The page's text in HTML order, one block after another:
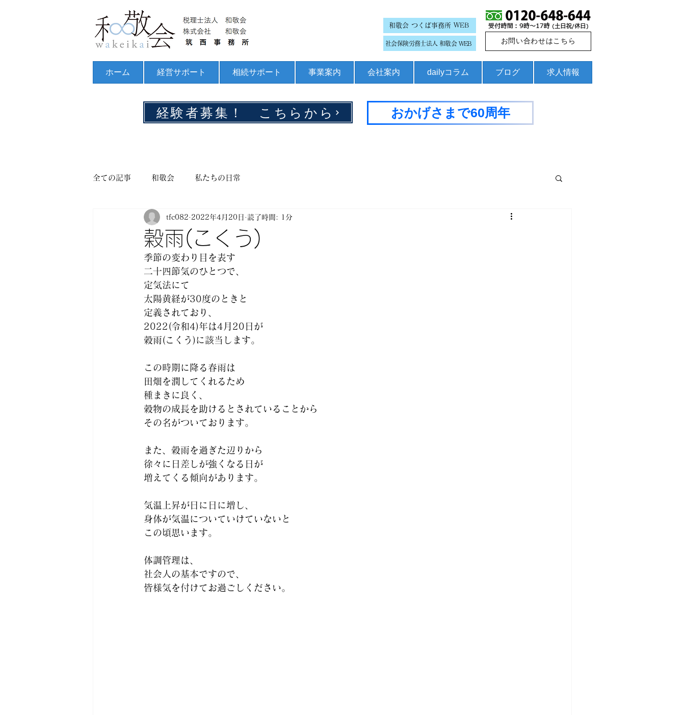
和敬会 つくば事務所 WEB
社会保険労務士法人 和敬会 WEB お問い合わせはこちら
ホーム 経営サポート 相続サポート 事業案内 会社案内 dailyコラム ブログ 求人情報
経験者募集！ こちらから おかげさまで60周年
全ての記事 和敬会 私たちの日常
穀雨(こくう)
tfc082 2022年4月20日 読了時間: 1分
季節の変わり目を表す
二十四節気のひとつで、
定気法にて
太陽黄経が30度のときと
定義されており、
2022(令和4)年は4月20日が
穀雨(こくう)に該当します。
この時期に降る春雨は
田畑を潤してくれるため
種まきに良く、
穀物の成長を助けるとされていることから
その名がついております。
また、穀雨を過ぎた辺りから
徐々に日差しが強くなる日が
増えてくる傾向があります。
気温上昇が日に日に増し、
身体が気温についていけていないと
この頃思います。
体調管理は、
社会人の基本ですので、
皆様気を付けてお過ごしください。